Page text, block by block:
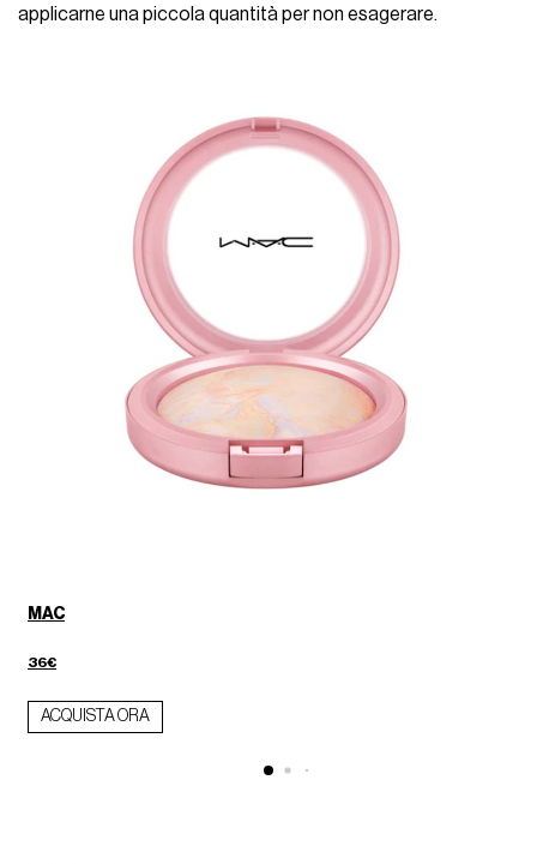
applicarne una piccola quantità per non esagerare.
MAC
36€
ACQUISTA ORA